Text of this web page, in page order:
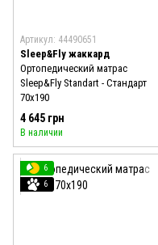
Артикул: 44490651
Sleep&Fly жаккард
Ортопедический матрас
Sleep&Fly Standart - Стандарт
70x190
4 645 грн
В наличии
6
6